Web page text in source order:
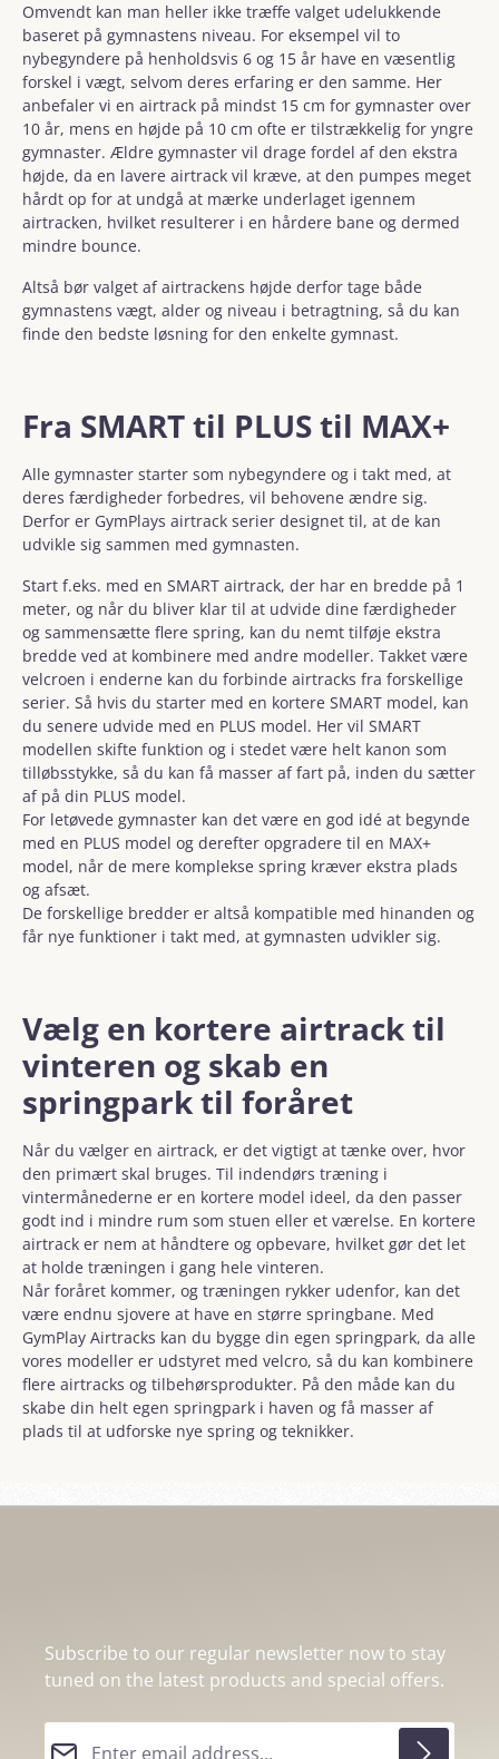
Omvendt kan man heller ikke træffe valget udelukkende
baseret på gymnastens niveau. For eksempel vil to
nybegyndere på henholdsvis 6 og 15 år have en væsentlig
forskel i vægt, selvom deres erfaring er den samme. Her
anbefaler vi en airtrack på mindst 15 cm for gymnaster over
10 år, mens en højde på 10 cm ofte er tilstrækkelig for yngre
gymnaster. Ældre gymnaster vil drage fordel af den ekstra
højde, da en lavere airtrack vil kræve, at den pumpes meget
hårdt op for at undgå at mærke underlaget igennem
airtracken, hvilket resulterer i en hårdere bane og dermed
mindre bounce.
Altså bør valget af airtrackens højde derfor tage både
gymnastens vægt, alder og niveau i betragtning, så du kan
finde den bedste løsning for den enkelte gymnast.
Fra SMART til PLUS til MAX+
Alle gymnaster starter som nybegyndere og i takt med, at
deres færdigheder forbedres, vil behovene ændre sig.
Derfor er GymPlays airtrack serier designet til, at de kan
udvikle sig sammen med gymnasten.
Start f.eks. med en SMART airtrack, der har en bredde på 1
meter, og når du bliver klar til at udvide dine færdigheder
og sammensætte flere spring, kan du nemt tilføje ekstra
bredde ved at kombinere med andre modeller. Takket være
velcroen i enderne kan du forbinde airtracks fra forskellige
serier. Så hvis du starter med en kortere SMART model, kan
du senere udvide med en PLUS model. Her vil SMART
modellen skifte funktion og i stedet være helt kanon som
tilløbsstykke, så du kan få masser af fart på, inden du sætter
af på din PLUS model.
For letøvede gymnaster kan det være en god idé at begynde
med en PLUS model og derefter opgradere til en MAX+
model, når de mere komplekse spring kræver ekstra plads
og afsæt.
De forskellige bredder er altså kompatible med hinanden og
får nye funktioner i takt med, at gymnasten udvikler sig.
Vælg en kortere airtrack til
vinteren og skab en
springpark til foråret
Når du vælger en airtrack, er det vigtigt at tænke over, hvor
den primært skal bruges. Til indendørs træning i
vintermånederne er en kortere model ideel, da den passer
godt ind i mindre rum som stuen eller et værelse. En kortere
airtrack er nem at håndtere og opbevare, hvilket gør det let
at holde træningen i gang hele vinteren.
Når foråret kommer, og træningen rykker udenfor, kan det
være endnu sjovere at have en større springbane. Med
GymPlay Airtracks kan du bygge din egen springpark, da alle
vores modeller er udstyret med velcro, så du kan kombinere
flere airtracks og tilbehørsprodukter. På den måde kan du
skabe din helt egen springpark i haven og få masser af
plads til at udforske nye spring og teknikker.
Subscribe to our regular newsletter now to stay
tuned on the latest products and special offers.